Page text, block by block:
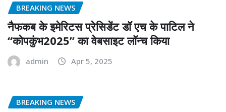
BREAKING NEWS
नैफकब के इमेरिटस प्रेसिडेंट डॉ एच के पाटिल ने
“कोपकुंभ2025” का वेबसाइट लॉन्च किया
admin Apr 5, 2025
BREAKING NEWS